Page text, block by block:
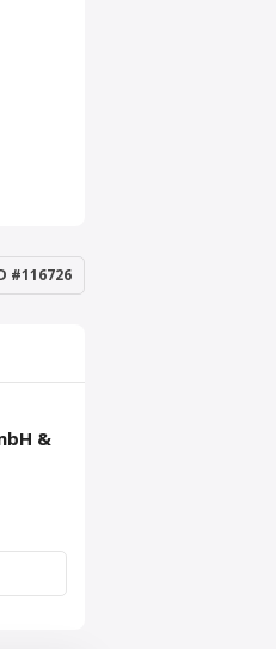
#116726
&